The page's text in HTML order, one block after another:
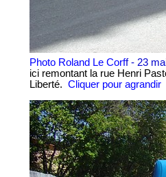
Photo Roland Le Corff - 23
ici remontant la rue Henri
Liberté. Cliquer pour agrandir